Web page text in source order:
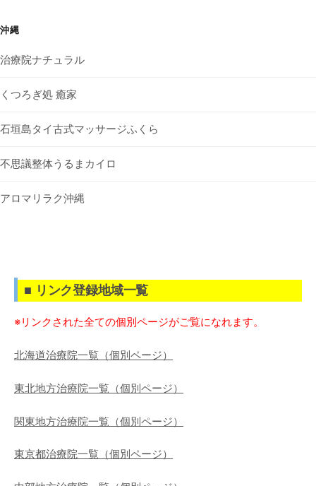
沖縄
治療院ナチュラル
くつろぎ処 癒家
石垣島タイ古式マッサージふくら
不思議整体うるまカイロ
アロマリラク沖縄
■ リンク登録地域一覧
※リンクされた全ての個別ページがご覧になれます。
北海道治療院一覧（個別ページ）
東北地方治療院一覧（個別ページ）
関東地方治療院一覧（個別ページ）
東京都治療院一覧（個別ページ）